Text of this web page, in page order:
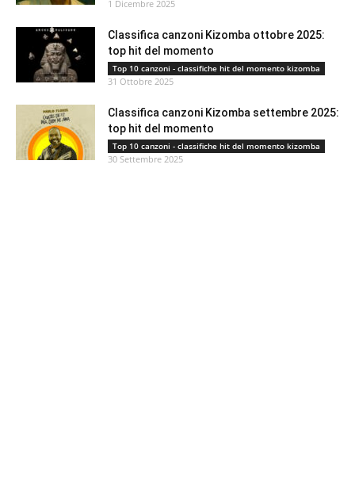
1 Dicembre 2025
Classifica canzoni Kizomba ottobre 2025:
top hit del momento
Top 10 canzoni - classifiche hit del momento kizomba
31 Ottobre 2025
Classifica canzoni Kizomba settembre 2025:
top hit del momento
Top 10 canzoni - classifiche hit del momento kizomba
30 Settembre 2025